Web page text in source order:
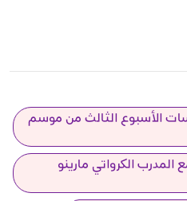
الأسبوع الثالث من موسم
المدرب الكرواتي مارينو